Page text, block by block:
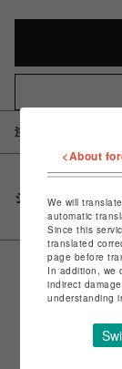
注意事項
シェアする
<About
We will
automatic
Since this
translated
page before
In addition, we
indirect
understanding